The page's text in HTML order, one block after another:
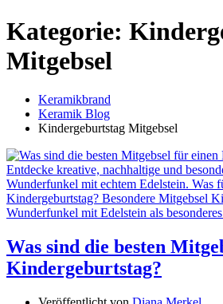
Kategorie:
Mitgebsel
Keramikbrand
Keramik Blog
Kindergeburtstag Mitgebsel
Was sind die besten
Kindergeburtstag?